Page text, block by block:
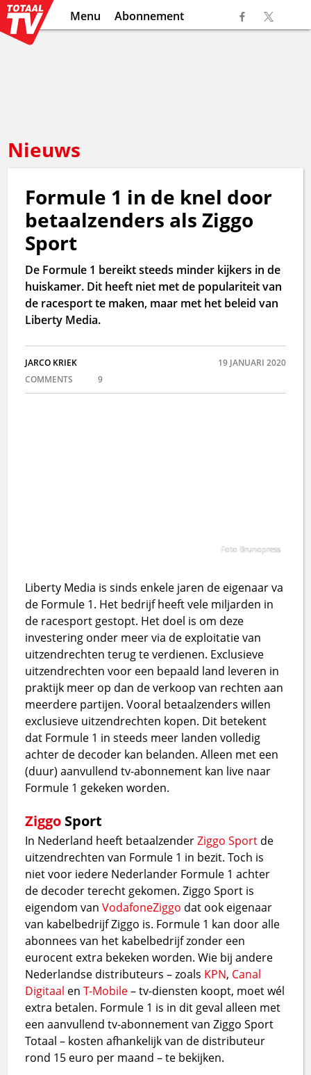
Menu Abonnement
Nieuws
Formule 1 in de knel door
betaalzenders als Ziggo
Sport
De Formule 1 bereikt steeds minder kijkers in de
huiskamer. Dit heeft niet met de populariteit van
de racesport te maken, maar met het beleid van
Liberty Media.
JARCO KRIEK
19 JANUARI 2020
COMMENTS
9
Foto Brunopress
Liberty Media is sinds enkele jaren de eigenaar va
de Formule 1. Het bedrijf heeft vele miljarden in
de racesport gestopt. Het doel is om deze
investering onder meer via de exploitatie van
uitzendrechten terug te verdienen. Exclusieve
uitzendrechten voor een bepaald land leveren in
praktijk meer op dan de verkoop van rechten aan
meerdere partijen. Vooral betaalzenders willen
exclusieve uitzendrechten kopen. Dit betekent
dat Formule 1 in steeds meer landen volledig
achter de decoder kan belanden. Alleen met een
(duur) aanvullend tv-abonnement kan live naar
Formule 1 gekeken worden.
Ziggo Sport
In Nederland heeft betaalzenderZiggo Sport de
uitzendrechten van Formule 1 in bezit. Toch is
niet voor iedere Nederlander Formule 1 achter
de decoder terecht gekomen. Ziggo Sport is
eigendom vanVodafoneZiggo dat ook eigenaar
van kabelbedrijf Ziggo is. Formule 1 kan door alle
abonnees van het kabelbedrijf zonder een
eurocent extra bekeken worden. Wie bij andere
Nederlandse distributeurs – zoals KPN, Canal
Digitaal enT-Mobile– tv-diensten koopt, moet wél
extra betalen. Formule 1 is in dit geval alleen met
een aanvullend tv-abonnement van Ziggo Sport
Totaal – kosten afhankelijk van de distributeur
rond 15 euro per maand – te bekijken.